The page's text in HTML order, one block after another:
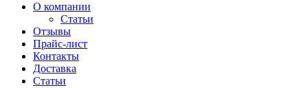
О компании
Статьи
Отзывы
Прайс-лист
Контакты
Доставка
Статьи